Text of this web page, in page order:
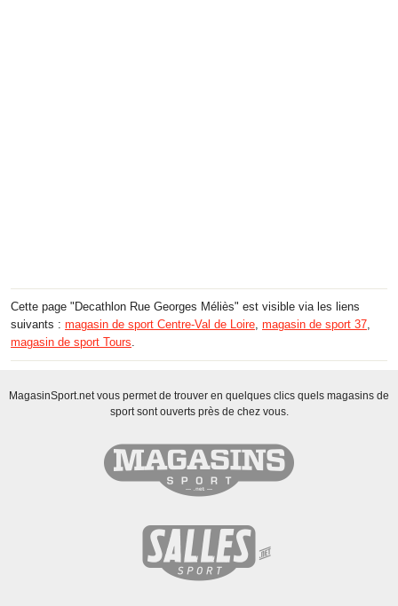
Cette page "Decathlon Rue Georges Méliès" est visible via les liens
suivants : magasin de sport Centre-Val de Loire magasin de sport 37
magasin de sport Tours
MagasinSport.net vous permet de trouver en quelques clics quels magasins de
sport sont ouverts près de chez vous.